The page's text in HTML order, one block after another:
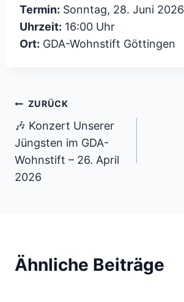
Termin: Sonntag, 28. Juni 2026
Uhrzeit: 16:00 Uhr
Ort: GDA-Wohnstift Göttingen
Beitragsnavigation
ZURÜCK
🎶 Konzert Unserer
Jüngsten im GDA-
Wohnstift – 26. April
2026
Ähnliche Beiträge